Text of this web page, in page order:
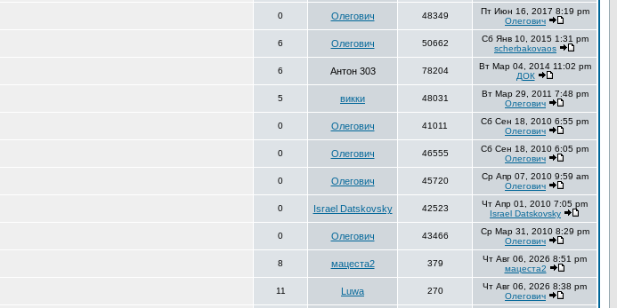
0 Олегович 48349
Пт Июн 16, 2017 8:19 pm
Олегович
6 Олегович 50662
Сб Янв 10, 2015 1:31 pm
scherbakovaos
6 Антон 303 78204
Вт Мар 04, 2014 11:02 pm
ДОК
5 викки 48031
Вт Мар 29, 2011 7:48 pm
Олегович
0 Олегович 41011
Сб Сен 18, 2010 6:55 pm
Олегович
0 Олегович 46555
Сб Сен 18, 2010 6:05 pm
Олегович
0 Олегович 45720
Ср Апр 07, 2010 9:59 am
Олегович
0 Israel Datskovsky 42523
Чт Апр 01, 2010 7:05 pm
Israel Datskovsky
0 Олегович 43466
Ср Мар 31, 2010 8:29 pm
Олегович
8 мацеста2 379
Чт Авг 06, 2026 8:51 pm
мацеста2
11 Luwa 270
Чт Авг 06, 2026 8:38 pm
Олегович